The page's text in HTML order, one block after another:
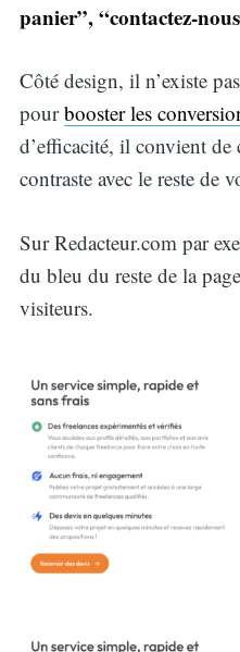
panier”, “contactez-
Côté design, il n’existe
pourbooster les
d’efficacité, il convient
contraste avec le reste de
Sur Redacteur.com par
du bleu du reste de la
visiteurs.